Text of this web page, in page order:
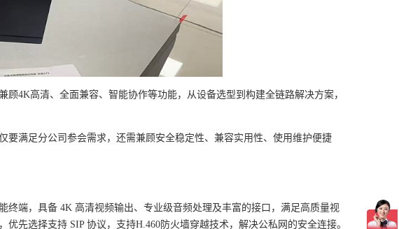
顾4K高清、全面兼容、智能协作等功能，从设备选型到构建全链路解决方案，
满足分公司参会需求，还需兼顾安全稳定性、兼容实用性、使用维护便捷
终端，具备 4K 高清视频输出、专业级音频处理及丰富的接口，满足高质量视
优先选择支持 SIP 协议，支持H.460防火墙穿越技术，解决公私网的安全连接。